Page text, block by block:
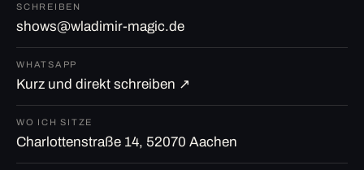
SCHREIBEN
shows@wladimir-magic.de
WHATSAPP
Kurz und direkt schreiben ↗
WO ICH SITZE
Charlottenstraße 14, 52070 Aachen